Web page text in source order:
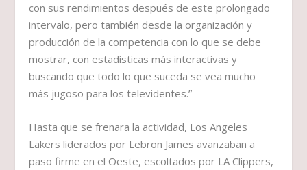
con sus rendimientos después de este prolongado
intervalo, pero también desde la organización y
producción de la competencia con lo que se debe
mostrar, con estadísticas más interactivas y
buscando que todo lo que suceda se vea mucho
más jugoso para los televidentes.”
Hasta que se frenara la actividad, Los Angeles
Lakers liderados por Lebron James avanzaban a
paso firme en el Oeste, escoltados por LA Clippers,